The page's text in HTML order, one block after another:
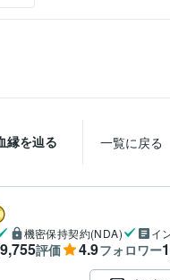
を辿る 一覧に戻る
機密保持契約(NDA) イ
9,755評価 4.9フォロワー